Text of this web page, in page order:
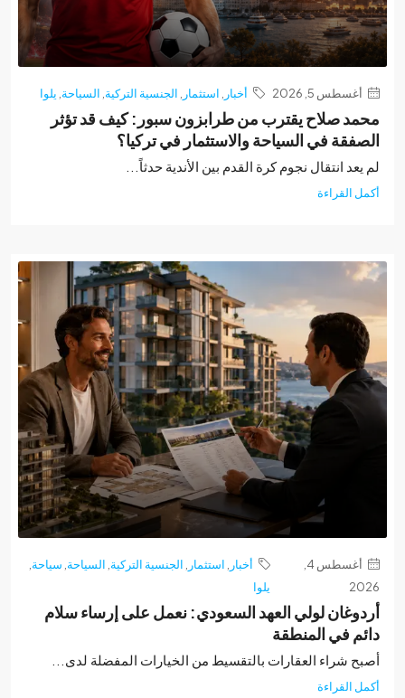
5, 2026 أخبار ,استثمار الجنسية التركية,السياحة يلوا
صلاح يقترب من طرابزون سبور: كيف قد تؤثر
في السياحة والاستثمار في تركيا؟
انتقال نجوم كرة القدم بين الأندية حدثاً...
القراءة
أغسطس 4,
,استثمار الجنسية التركية,السياحة سياحة,
لولي العهد السعودي: نعمل على إرساء سلام
في المنطقة
شراء العقارات بالتقسيط من الخيارات المفضلة لدى...
القراءة